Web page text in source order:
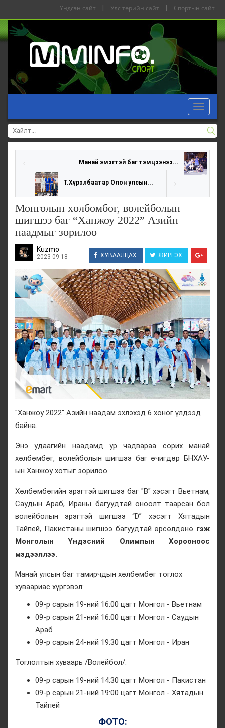
Үндсэн сайт Улс төрийн сайт Спортын сайт
Toggle
Манай эмэгтэй баг тэмцээнээ...
Т.Хүрэлбаатар Олон улсын...
Монголын хөлбөмбөг, волейболын
шигшээ баг “Ханжоу 2022” Азийн
наадмыг зорилоо
Kuzmo
2023-09-18 ХУВААЛЦАХ ЖИРГЭХ
"Ханжоу 2022" Азийн наадам эхлэхэд 6 хоног үлдээд
байна.
Энэ удаагийн наадамд ур чадвараа сорих манай
хөлбөмбөг, волейболын шигшээ баг өчигдөр БНХАУ-
ын Ханжоу хотыг зорилоо.
Хөлбөмбөгийн эрэгтэй шигшээ баг "B" хэсэгт Вьетнам,
Саудын Араб, Ираны багуудтай оноолт таарсан бол
волейболын эрэгтэй шигшээ “D” хэсэгт Хятадын
Тайпей, Пакистаны шигшээ багуудтай өрсөлдөнө гэж
Монголын Үндэсний Олимпын Хорооноос
мэдээллээ.
Манай улсын баг тамирчдын хөлбөмбөг тоглох
хуваариас хүргэвэл:
09-р сарын 19-ний 16:00 цагт Монгол - Вьетнам
09-р сарын 21-ний 16:00 цагт Монгол - Саудын
Араб
09-р сарын 24-ний 19:30 цагт Монгол - Иран
Тоглолтын хуваарь /Волейбол/:
09-р сарын 19-ний 14:30 цагт Монгол - Пакистан
09-р сарын 21-ний 19:00 цагт Монгол - Хятадын
Тайпей
ФОТО: